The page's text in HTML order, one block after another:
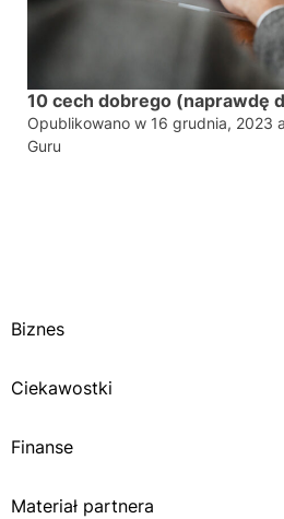
10 cech dobrego (naprawdę
Opublikowano w 16 grudnia, 2023
Guru
Biznes
Ciekawostki
Finanse
Materiał partnera